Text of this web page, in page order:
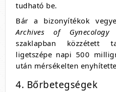
tudható be.
Bár a bizonyítékok
Archives of
szaklapban közzétett
ligetszépe napi 500
után mérsékelten
4. Bőrbetegségek